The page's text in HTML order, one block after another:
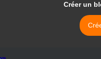
Créer un